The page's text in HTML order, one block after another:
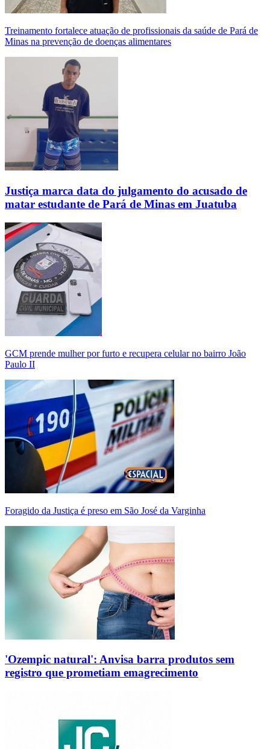
Treinamento fortalece atuação de profissionais da saúde de Pará de
Minas na prevenção de doenças alimentares
Justiça marca data do julgamento do acusado de
matar estudante de Pará de Minas em Juatuba
GCM prende mulher por furto e recupera celular no bairro João
Paulo II
Foragido da Justiça é preso em São José da Varginha
'Ozempic natural': Anvisa barra produtos sem
registro que prometiam emagrecimento